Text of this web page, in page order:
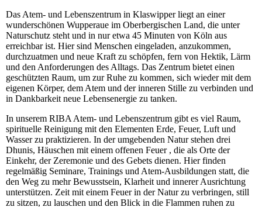
Das Atem- und Lebenszentrum in Klaswipper liegt an einer
wunderschönen Wupperaue im Oberbergischen Land, die unter
Naturschutz steht und in nur etwa 45 Minuten von Köln aus
erreichbar ist. Hier sind Menschen eingeladen, anzukommen,
durchzuatmen und neue Kraft zu schöpfen, fern von Hektik, Lärm
und den Anforderungen des Alltags. Das Zentrum bietet einen
geschützten Raum, um zur Ruhe zu kommen, sich wieder mit dem
eigenen Körper, dem Atem und der inneren Stille zu verbinden und
in Dankbarkeit neue Lebensenergie zu tanken.
In unserem RIBA Atem- und Lebenszentrum gibt es viel Raum,
spirituelle Reinigung mit den Elementen Erde, Feuer, Luft und
Wasser zu praktizieren. In der umgebenden Natur stehen drei
Dhunis, Häuschen mit einem offenen Feuer , die als Orte der
Einkehr, der Zeremonie und des Gebets dienen. Hier finden
regelmäßig Seminare, Trainings und Atem-Ausbildungen statt, die
den Weg zu mehr Bewusstsein, Klarheit und innerer Ausrichtung
unterstützen. Zeit mit einem Feuer in der Natur zu verbringen, still
zu sitzen, zu lauschen und den Blick in die Flammen ruhen zu